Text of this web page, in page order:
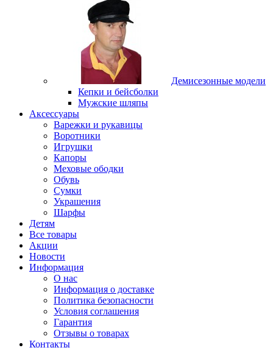
Демисезонные модели
Кепки и бейсболки
Мужские шляпы
Аксессуары
Варежки и рукавицы
Воротники
Игрушки
Капоры
Меховые ободки
Обувь
Сумки
Украшения
Шарфы
Детям
Все товары
Акции
Новости
Информация
О нас
Информация о доставке
Политика безопасности
Условия соглашения
Гарантия
Отзывы о товарах
Контакты